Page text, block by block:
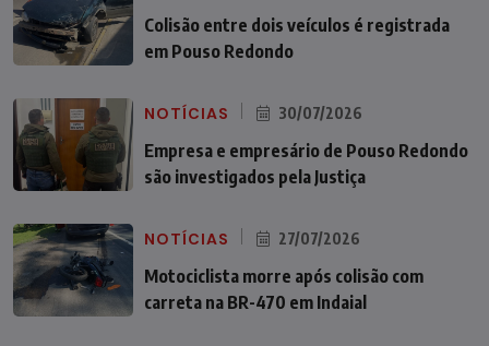
Colisão entre dois veículos é registrada
em Pouso Redondo
NOTÍCIAS 30/07/2026
Empresa e empresário de Pouso Redondo
são investigados pela Justiça
NOTÍCIAS 27/07/2026
Motociclista morre após colisão com
carreta na BR-470 em Indaial